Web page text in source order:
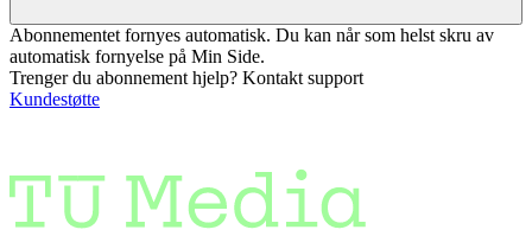
Abonnementet fornyes automatisk. Du kan når som helst skru av
automatisk fornyelse på Min Side.
Trenger du abonnement hjelp? Kontakt support
Kundestøtte